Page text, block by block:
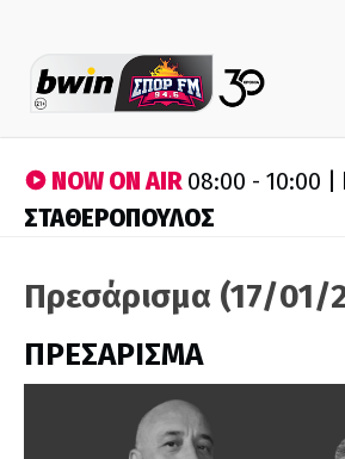
NOW ON AIR08:00 - 10:00 |
ΣΤΑΘΕΡΟΠΟΥΛΟΣ
Πρεσάρισμα (17/01/
ΠΡΕΣΑΡΙΣΜΑ